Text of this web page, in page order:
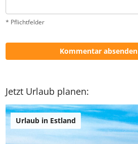
* Pflichtfelder
Kommentar absenden